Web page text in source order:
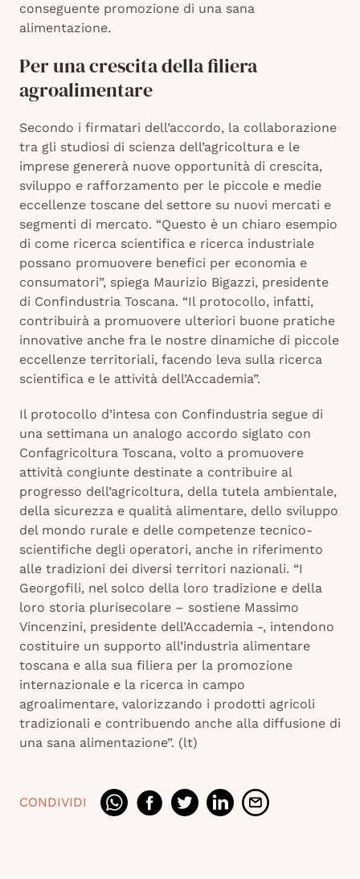
conseguente promozione di una sana
alimentazione.
Per una crescita della filiera
agroalimentare
Secondo i firmatari dell’accordo, la collaborazione
tra gli studiosi di scienza dell’agricoltura e le
imprese genererà nuove opportunità di crescita,
sviluppo e rafforzamento per le piccole e medie
eccellenze toscane del settore su nuovi mercati e
segmenti di mercato. “Questo è un chiaro esempio
di come ricerca scientifica e ricerca industriale
possano promuovere benefici per economia e
consumatori”, spiega Maurizio Bigazzi, presidente
di Confindustria Toscana. “Il protocollo, infatti,
contribuirà a promuovere ulteriori buone pratiche
innovative anche fra le nostre dinamiche di piccole
eccellenze territoriali, facendo leva sulla ricerca
scientifica e le attività dell’Accademia”.
Il protocollo d’intesa con Confindustria segue di
una settimana un analogo accordo siglato con
Confagricoltura Toscana, volto a promuovere
attività congiunte destinate a contribuire al
progresso dell’agricoltura, della tutela ambientale,
della sicurezza e qualità alimentare, dello sviluppo
del mondo rurale e delle competenze tecnico-
scientifiche degli operatori, anche in riferimento
alle tradizioni dei diversi territori nazionali. “I
Georgofili, nel solco della loro tradizione e della
loro storia plurisecolare – sostiene Massimo
Vincenzini, presidente dell’Accademia -, intendono
costituire un supporto all’industria alimentare
toscana e alla sua filiera per la promozione
internazionale e la ricerca in campo
agroalimentare, valorizzando i prodotti agricoli
tradizionali e contribuendo anche alla diffusione di
una sana alimentazione”. (lt)
CONDIVIDI